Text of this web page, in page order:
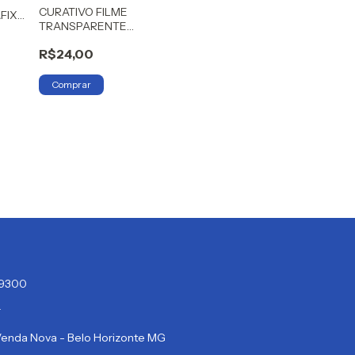
CURATIVO FILME
TRANSPARENTE
VITALDERME
R$24,00
Nova - Belo Horizonte MG